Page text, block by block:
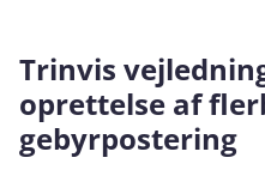
Trinvis
oprettelse af
gebyrpostering